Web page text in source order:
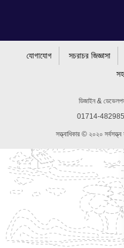
যোগাযোগ সচরাচর জিজ্ঞাসা
ডিজাইন &
01714-
সত্ত্বাধিকার © ২০২০